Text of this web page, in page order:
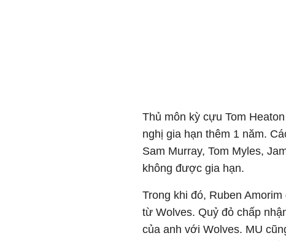
Thủ môn kỳ cựu Tom
nghị gia hạn thêm 1 năm.
Sam Murray, Tom Myles,
không được gia hạn.
Trong khi đó, Ruben
từ Wolves. Quỷ đỏ chấp
của anh với Wolves. MU